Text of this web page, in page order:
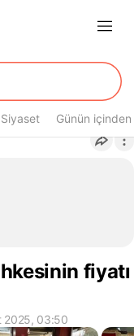
Siyaset Günün içinden
fiyatı
2025, 03:50